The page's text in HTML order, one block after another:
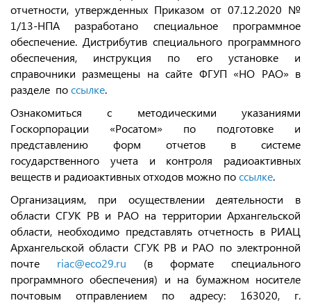
отчетности, утвержденных Приказом от 07.12.2020 №
1/13-НПА разработано специальное программное
обеспечение. Дистрибутив специального программного
обеспечения, инструкция по его установке и
справочники размещены на сайте ФГУП «НО РАО» в
разделе поссылке.
Ознакомиться с методическими указаниями
Госкорпорации «Росатом» по подготовке и
представлению форм отчетов в системе
государственного учета и контроля радиоактивных
веществ и радиоактивных отходов можно поссылке.
Организациям, при осуществлении деятельности в
области СГУК РВ и РАО на территории Архангельской
области, необходимо представлять отчетность в РИАЦ
Архангельской области СГУК РВ и РАО по электронной
почте riac@eco29.ru (в формате специального
программного обеспечения) и на бумажном носителе
почтовым отправлением по адресу: 163020, г.